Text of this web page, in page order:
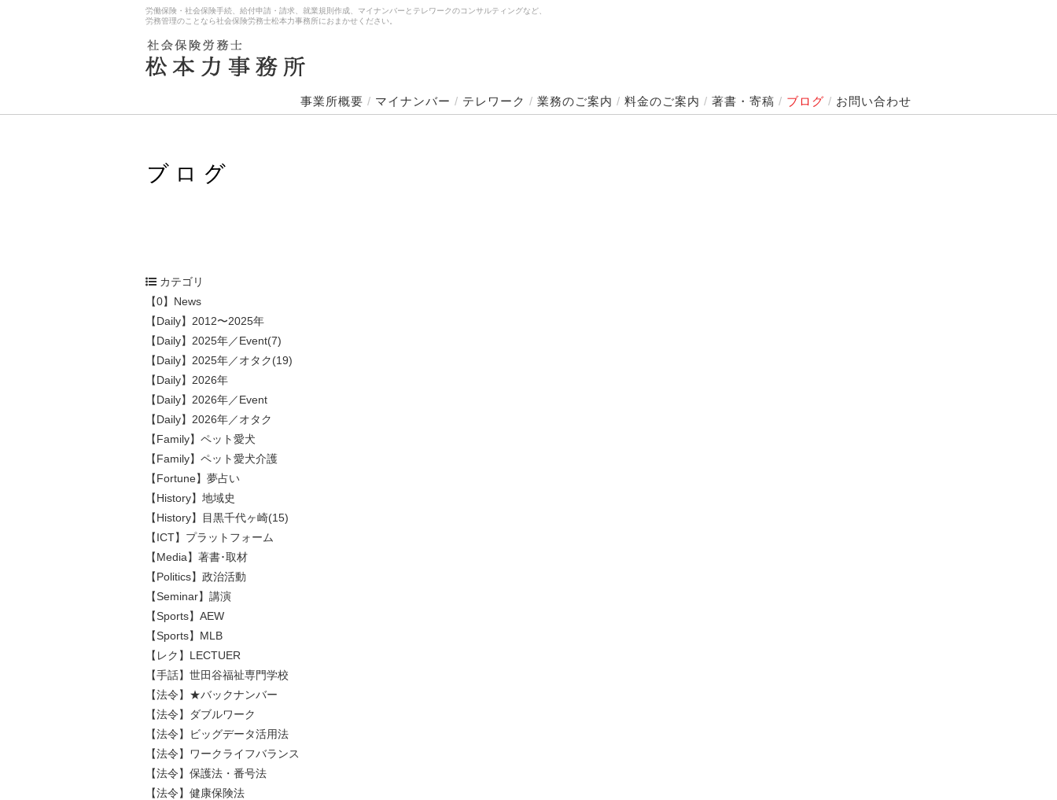
労働保険・社会保険手続、給付申請・請求、就業規則作成、マイナンバーとテレワークのコンサルティングなど、
労務管理のことなら社会保険労務士松本力事務所におまかせください。
事業所概要 / マイナンバー / テレワーク / 業務のご案内 / 料金のご案内 / 著書・寄稿 / ブログ / お問い合わせ
カテゴリ
【0】News
【Daily】2012〜2025年
【Daily】2025年／Event(7)
【Daily】2025年／オタク(19)
【Daily】2026年
【Daily】2026年／Event
【Daily】2026年／オタク
【Family】ペット愛犬
【Family】ペット愛犬介護
【Fortune】夢占い
【History】地域史
【History】目黒千代ヶ崎(15)
【ICT】プラットフォーム
【Media】著書･取材
【Politics】政治活動
【Seminar】講演
【Sports】AEW
【Sports】MLB
【レク】LECTUER
【手話】世田谷福祉専門学校
【法令】★バックナンバー
【法令】ダブルワーク
【法令】ビッグデータ活用法
【法令】ワークライフバランス
【法令】保護法・番号法
【法令】健康保険法